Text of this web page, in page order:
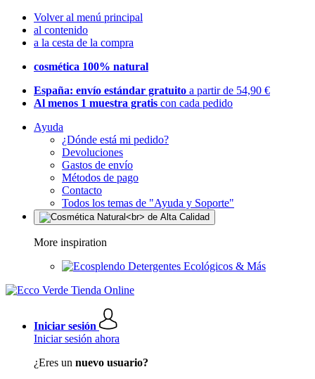
Volver al menú principal
al contenido
a la cesta de la compra
cosmética 100% natural
España: envío estándar gratuito a partir de 54,90 €
Al menos 1 muestra gratis con cada pedido
Ayuda
¿Dónde está mi pedido?
Devoluciones
Gastos de envío
Métodos de pago
Contacto
Todos los temas de "Ayuda y Soporte"
More inspiration
Detergentes Ecológicos & Más
Iniciar sesión
Iniciar sesión ahora
¿Eres un nuevo usuario?